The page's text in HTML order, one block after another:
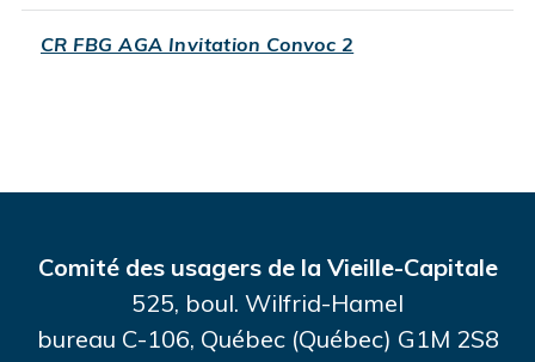
CR FBG AGA Invitation Convoc 2
Comité des usagers de la Vieille-Capitale
525, boul. Wilfrid-Hamel
bureau C-106, Québec (Québec) G1M 2S8